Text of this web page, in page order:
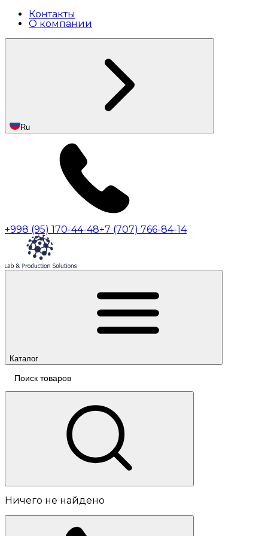
Контакты
О компании
Ru
+998 (95) 170-44-48+7 (707) 766-84-14
Каталог
Ничего не найдено